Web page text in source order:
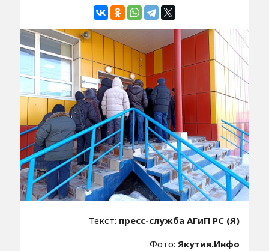
Текст: пресс-служба АГиП РС (Я)
Фото: Якутия.Инфо